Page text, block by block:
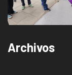
Archivos